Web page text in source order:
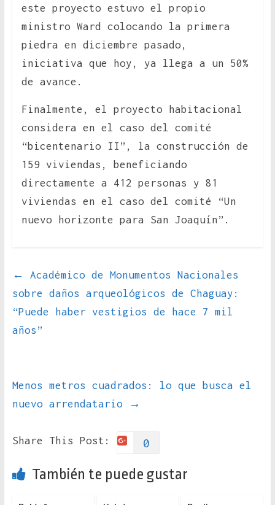
este proyecto estuvo el propio
ministro Ward colocando la primera
piedra en diciembre pasado,
iniciativa que hoy, ya llega a un 50%
de avance.
Finalmente, el proyecto habitacional
considera en el caso del comité
“bicentenario II”, la construcción de
159 viviendas, beneficiando
directamente a 412 personas y 81
viviendas en el caso del comité “Un
nuevo horizonte para San Joaquín”.
←
Académico de Monumentos Nacionales
sobre daños arqueológicos de Chaguay:
“Puede haber vestigios de hace 7 mil
años”
Menos metros cuadrados: lo que busca el
nuevo arrendatario
→
Share This Post: 0
También te puede gustar